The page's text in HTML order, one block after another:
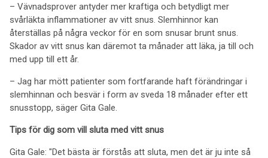
– Vävnadsprover antyder mer kraftiga och betydligt mer
svårläkta inflammationer av vitt snus. Slemhinnor kan
återställas på några veckor för en som snusar brunt snus.
Skador av vitt snus kan däremot ta månader att läka, ja till och
med upp till ett år.
– Jag har mött patienter som fortfarande haft förändringar i
slemhinnan och besvär i form av sveda 18 månader efter ett
snusstopp, säger Gita Gale.
Tips för dig som vill sluta med vitt snus
Gita Gale: "Det bästa är förstås att sluta, men det är ju inte så